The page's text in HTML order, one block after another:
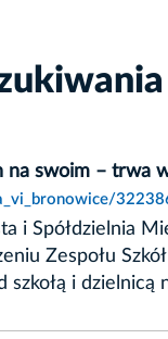
na swoim – trwa
i Spółdzielnia
Zespołu
szkołą i dzielnicą